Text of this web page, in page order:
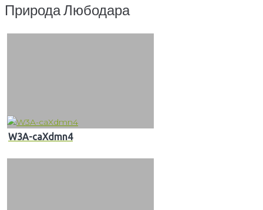
Природа Любодара
W3A-caXdmn4